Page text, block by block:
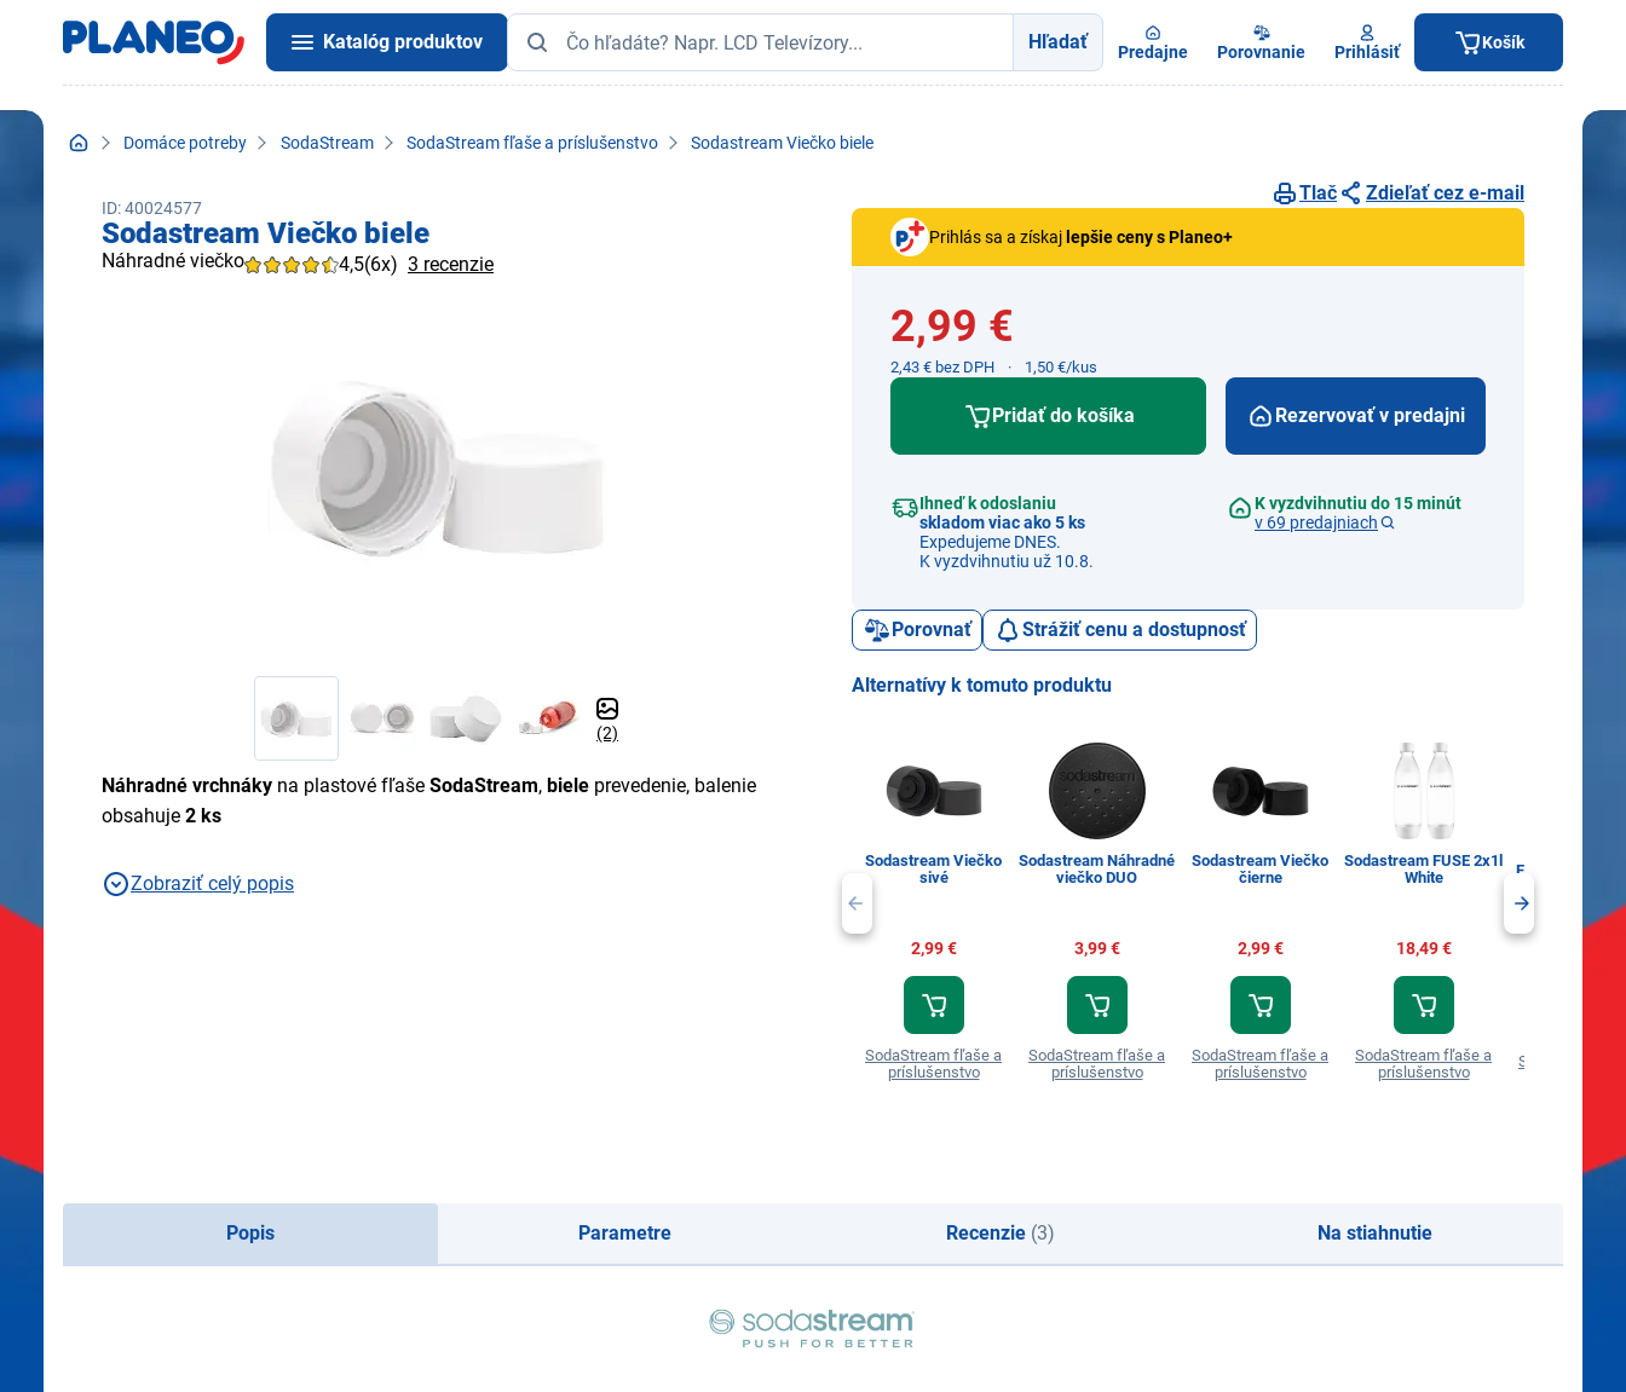
Katalóg produktov Hľadať Predajne Porovnanie Prihlásiť Košík
Domáce potreby SodaStream SodaStream fľaše a príslušenstvo Sodastream Viečko biele
ID: 40024577
Sodastream Viečko biele
Náhradné viečko 4,5(6x) 3 recenzie
(2)
Náhradné vrchnáky na plastové fľaše SodaStream, biele prevedenie, balenie
obsahuje 2 ks
Zobraziť celý popis
Tlač Zdieľať cez e-mail
Prihlás sa a získaj lepšie ceny s Planeo+
2,99 €
2,43 € bez DPH 1,50 €/kus
Pridať do košíka
Ihneď k odoslaniu
skladom viac ako 5 ks
Expedujeme DNES.
K vyzdvihnutiu už 10.8.
Rezervovať v predajni
K vyzdvihnutiu do 15 minút
v 69 predajniach
Porovnať Strážiť cenu a dostupnosť
Alternatívy k tomuto produktu
Sodastream Viečko
sivé
2,99 €
SodaStream fľaše a
príslušenstvo
Sodastream Náhradné
viečko DUO
3,99 €
SodaStream fľaše a
príslušenstvo
Sodastream Viečko
čierne
2,99 €
SodaStream fľaše a
príslušenstvo
Sodastream FUSE 2x1l
White
18,49 €
SodaStream fľaše a
príslušenstvo
FUSE 1l Metal
S kupónom
11,99 €
SodaStream
Popis Parametre Recenzie(3) Na stiahnutie